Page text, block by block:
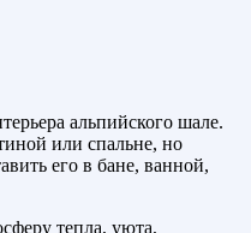
альпийского шале.
или спальне, но
его в бане, ванной,
тепла, уюта,